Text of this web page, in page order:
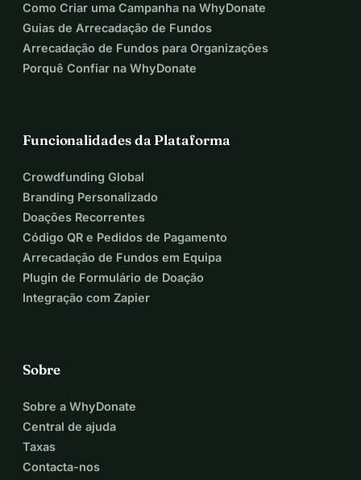
Como Criar uma Campanha na WhyDonate
Guias de Arrecadação de Fundos
Arrecadação de Fundos para Organizações
Porquê Confiar na WhyDonate
Funcionalidades da Plataforma
Crowdfunding Global
Branding Personalizado
Doações Recorrentes
Código QR e Pedidos de Pagamento
Arrecadação de Fundos em Equipa
Plugin de Formulário de Doação
Integração com Zapier
Sobre
Sobre a WhyDonate
Central de ajuda
Taxas
Contacta-nos